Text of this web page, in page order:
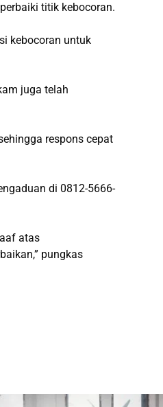
titik kebocoran.
kebocoran untuk
juga telah
respons cepat
di 0812-5666-
atas
pungkas